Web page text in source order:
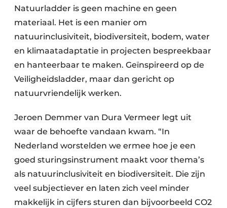
Natuurladder is geen machine en geen
materiaal. Het is een manier om
natuurinclusiviteit, biodiversiteit, bodem, water
en klimaatadaptatie in projecten bespreekbaar
en hanteerbaar te maken. Geïnspireerd op de
Veiligheidsladder, maar dan gericht op
natuurvriendelijk werken.
Jeroen Demmer van Dura Vermeer legt uit
waar de behoefte vandaan kwam. “In
Nederland worstelden we ermee hoe je een
goed sturingsinstrument maakt voor thema’s
als natuurinclusiviteit en biodiversiteit. Die zijn
veel subjectiever en laten zich veel minder
makkelijk in cijfers sturen dan bijvoorbeeld CO2